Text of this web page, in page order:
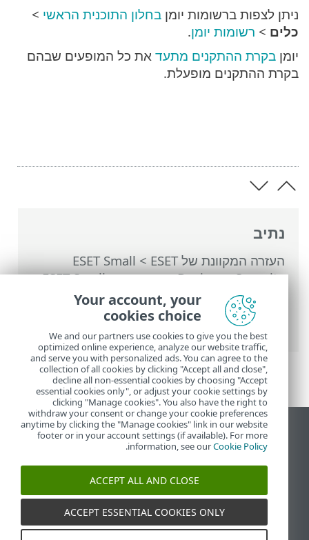
נתיב
העזרה המקוונת של ESET >
ESET Small
Business Security
>
עבודה עם ESET Small
Business Security
> הגדרות מתקדמות
הגנות>בקרת התקנים> עורך כללי בקרת
התקנים
ניתן לצפות ברשומות יומן בחלון התוכנית הראשי >
כלים > רשומות יומן.
יומן בקרת ההתקנים מתעד את כל המופעים שבהם
בקרת ההתקנים מופעלת.
הצג את האתר למחשב
End of Life
מאגר הידע של ESET
ESET Status Portal
תמיכה אזורית
Your account, your
cookies choice
We and our partners use cookies to give you the best
optimized online experience, analyze our website traffic,
and serve you with personalized ads. You can agree to the
collection of all cookies by clicking "Accept all and close",
decline all non-essential cookies by choosing "Accept
essential cookies only", or adjust your cookie settings by
clicking "Manage cookies". You also have the right to
withdraw your consent or change your cookie preferences
anytime by clicking the "Manage cookies" link in our website
footer or in your account settings (if available). For more
information, see ourCookie Policy
.
ACCEPT ALL AND CLOSE
ACCEPT ESSENTIAL COOKIES ONLY